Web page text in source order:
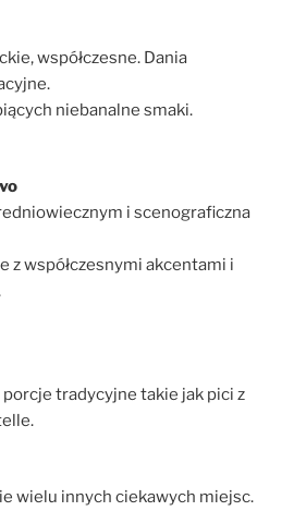
współczesne. Dania
niebanalne smaki.
i scenograficzna
z współczesnymi akcentami i
porcje tradycyjne takie jak pici z
wielu innych ciekawych miejsc.